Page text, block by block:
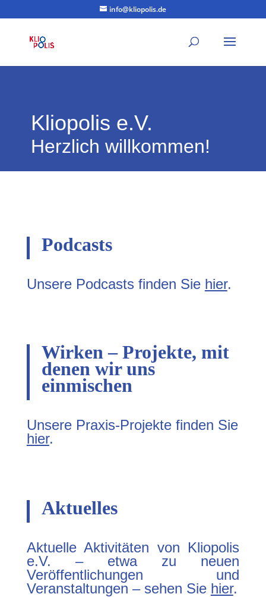
info@kliopolis.de
Kliopolis e.V.
Herzlich willkommen!
Podcasts
Unsere Podcasts finden Sie hier.
Wirken – Projekte, mit
denen wir uns
einmischen
Unsere Praxis-Projekte finden Sie
hier.
Aktuelles
Aktuelle Aktivitäten von Kliopolis
e.V. – etwa zu neuen
Veröffentlichungen und
Veranstaltungen – sehen Sie hier.